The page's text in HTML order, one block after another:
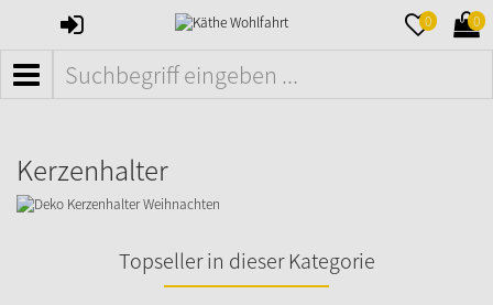
ANMELDEN 0 0
MENÜ
Kerzenhalter
Topseller in dieser Kategorie